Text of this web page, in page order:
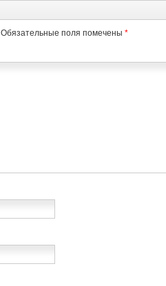
Обязательные поля помечены *